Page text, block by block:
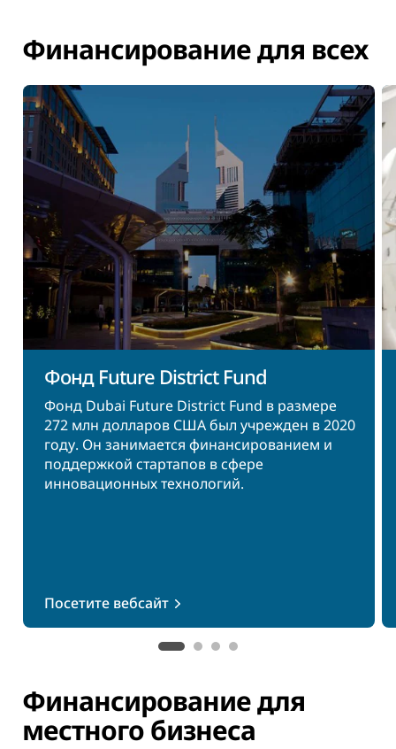
Финансирование для всех
Фонд Future District Fund
Фонд Dubai Future District Fund в размере
272 млн долларов США был учрежден в 2020
году. Он занимается финансированием и
поддержкой стартапов в сфере
инновационных технологий.
Посетите вебсайт
Финансирование для
местного бизнеса